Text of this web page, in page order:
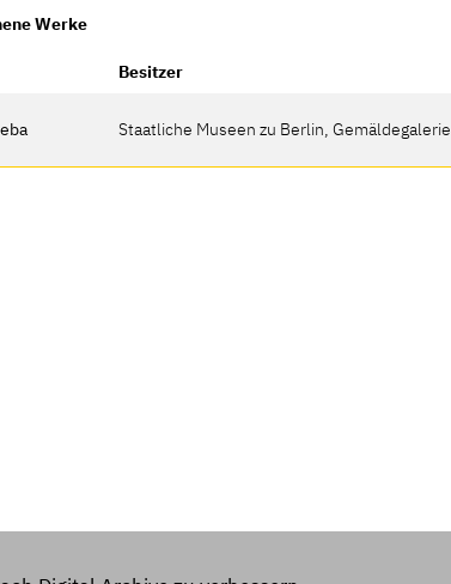
Werke
Besitzer
Staatliche Museen zu Berlin, Gemäldegalerie